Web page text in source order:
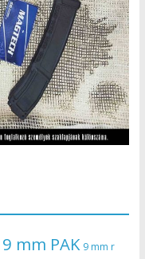
9 mm PAK 9 mm r